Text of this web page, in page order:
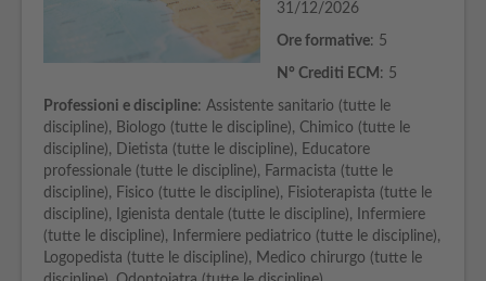
31/12/2026
Ore formative: 5
N° Crediti ECM : 5
Professioni e discipline: Assistente sanitario (tutte le
discipline), Biologo (tutte le discipline), Chimico (tutte le
discipline), Dietista (tutte le discipline), Educatore
professionale (tutte le discipline), Farmacista (tutte le
discipline), Fisico (tutte le discipline), Fisioterapista (tutte le
discipline), Igienista dentale (tutte le discipline), Infermiere
(tutte le discipline), Infermiere pediatrico (tutte le discipline),
Logopedista (tutte le discipline), Medico chirurgo (tutte le